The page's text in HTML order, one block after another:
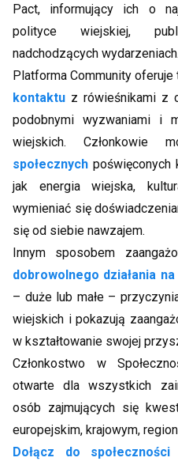
Pact, informujący ich o
polityce wiejskiej,
nadchodzących wydarzeniach.
Platforma Community
kontaktu z rówieśnikami z
podobnymi wyzwaniami i
wiejskich. Członkowie
społecznych poświęconych
jak energia wiejska,
wymieniać się
się od siebie nawzajem.
Innym sposobem
dobrowolnego działania
– duże lub małe –
wiejskich i pokazują
w kształtowanie swojej
Członkostwo w
otwarte dla wszystkich
osób zajmujących się
europejskim, krajowym,
Dołącz do społeczności